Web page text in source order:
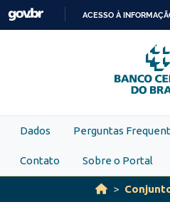
Skip to main content
O
ACESSO À
Dados Perguntas
Contato Sobre o Portal